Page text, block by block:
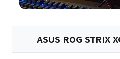
ASUS ROG STRIX